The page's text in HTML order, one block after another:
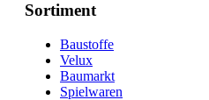
Sortiment
Baustoffe
Velux
Baumarkt
Spielwaren